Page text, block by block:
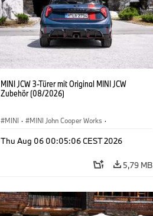
MINI JCW 3-Türer mit Original MINI JCW
Zubehör (08/2026)
MINI · MINI John Cooper Works ·
Sonderausstattungen, Zubehör
Thu Aug 06 00:05:06 CEST 2026
5,79 MB